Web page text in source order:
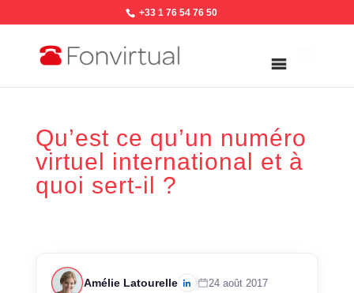
+33 1 76 54 76 50
Qu’est ce qu’un numéro
virtuel international et à
quoi sert-il ?
Amélie Latourelle 24 août 2017